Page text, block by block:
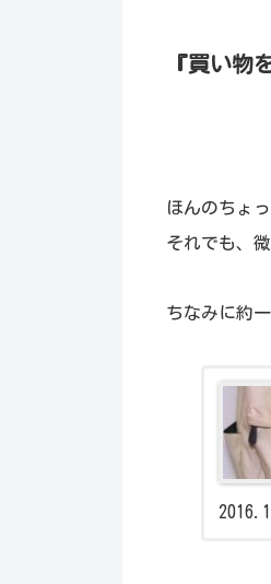
『買い物
ほんのちょ
それでも、
ちなみに約